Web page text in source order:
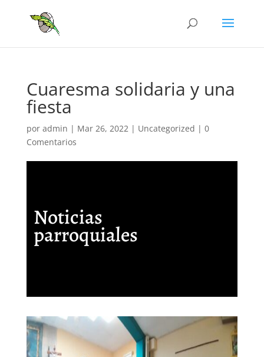
Cuaresma solidaria y una
fiesta
por admin | Mar 26, 2022| Uncategorized | 0
Comentarios
Noticias
parroquiales